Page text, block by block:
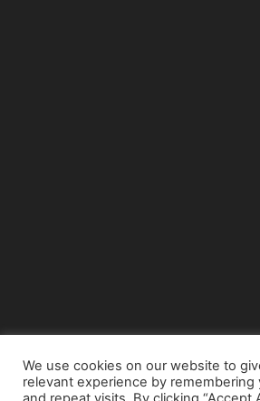
© Copyright 2015 -
We use cookies on our website to
relevant experience by